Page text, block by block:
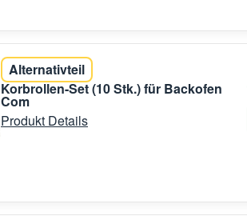
Alternativteil
Korbrollen-Set (10 Stk.) für Backofen
Com
Produkt Details